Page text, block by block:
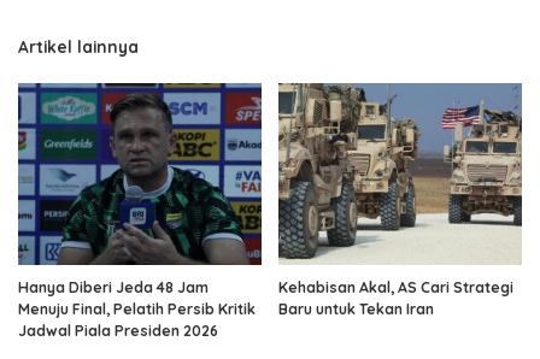
Artikel lainnya
Hanya Diberi Jeda 48 Jam
Menuju Final, Pelatih Persib Kritik
Jadwal Piala Presiden 2026
Kehabisan Akal, AS Cari Strategi
Baru untuk Tekan Iran